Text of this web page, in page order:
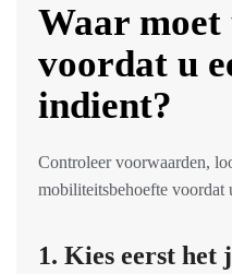
Waar moet
voordat u
indient?
Controleer voorwaarden,
mobiliteitsbehoefte voordat
1. Kies eerst het